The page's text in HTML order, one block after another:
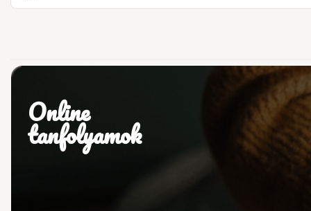
Online
tanfolyamok